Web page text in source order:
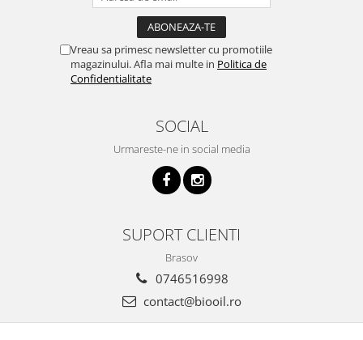
Vreau sa primesc newsletter cu promotiile
magazinului. Afla mai multe in Politica de
Confidentialitate
SOCIAL
Urmareste-ne in social media
SUPORT CLIENTI
Brasov
0746516998
contact@biooil.ro